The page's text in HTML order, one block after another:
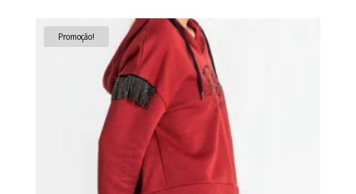
era:
89,80 €.14,80 €.
Promoção!